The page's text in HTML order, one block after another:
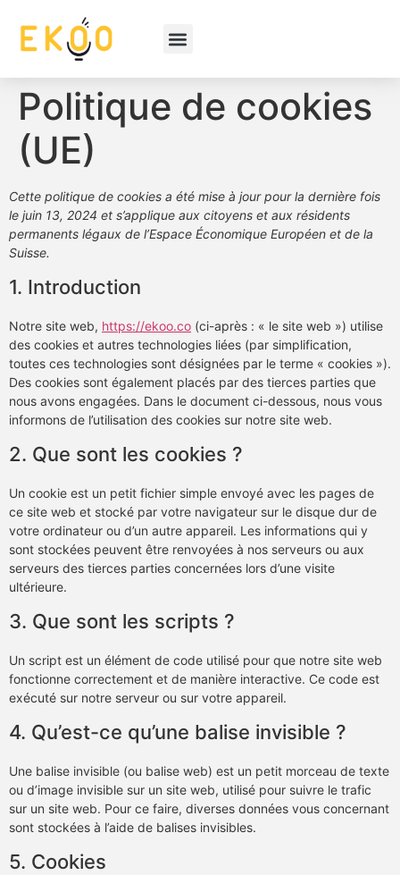
Politique de cookies
(UE)
Cette politique de cookies a été mise à jour pour la dernière fois
le juin 13, 2024 et s’applique aux citoyens et aux résidents
permanents légaux de l’Espace Économique Européen et de la
Suisse.
1. Introduction
Notre site web, https://ekoo.co (ci-après : « le site web ») utilise
des cookies et autres technologies liées (par simplification,
toutes ces technologies sont désignées par le terme « cookies »).
Des cookies sont également placés par des tierces parties que
nous avons engagées. Dans le document ci-dessous, nous vous
informons de l’utilisation des cookies sur notre site web.
2. Que sont les cookies ?
Un cookie est un petit fichier simple envoyé avec les pages de
ce site web et stocké par votre navigateur sur le disque dur de
votre ordinateur ou d’un autre appareil. Les informations qui y
sont stockées peuvent être renvoyées à nos serveurs ou aux
serveurs des tierces parties concernées lors d’une visite
ultérieure.
3. Que sont les scripts ?
Un script est un élément de code utilisé pour que notre site web
fonctionne correctement et de manière interactive. Ce code est
exécuté sur notre serveur ou sur votre appareil.
4. Qu’est-ce qu’une balise invisible ?
Une balise invisible (ou balise web) est un petit morceau de texte
ou d’image invisible sur un site web, utilisé pour suivre le trafic
sur un site web. Pour ce faire, diverses données vous concernant
sont stockées à l’aide de balises invisibles.
5. Cookies